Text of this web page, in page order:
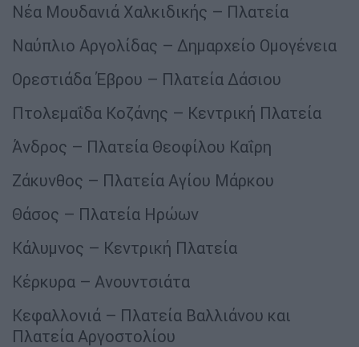
Νέα Μουδανιά Χαλκιδικής – Πλατεία
Ναύπλιο Αργολίδας – Δημαρχείο Ομογένεια
Ορεστιάδα Έβρου – Πλατεία Δάσιου
Πτολεμαΐδα Κοζάνης – Κεντρική Πλατεία
Άνδρος – Πλατεία Θεοφίλου Καΐρη
Ζάκυνθος – Πλατεία Αγίου Μάρκου
Θάσος – Πλατεία Ηρώων
Κάλυμνος – Κεντρική Πλατεία
Κέρκυρα – Ανουντσιάτα
Κεφαλλονιά – Πλατεία Βαλλιάνου και
Πλατεία Αργοστολίου